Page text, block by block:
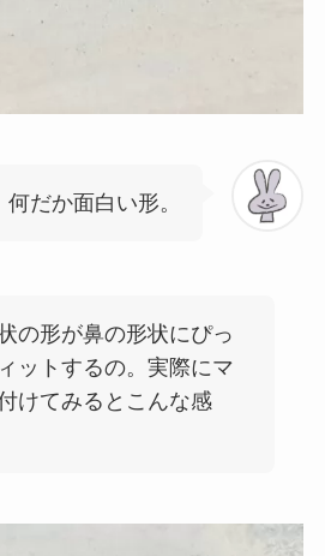
何だか面白い形。
の形が鼻の形状にぴっ
ットするの。実際にマ
けてみるとこんな感